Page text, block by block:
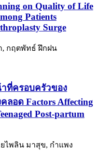
on Quality of Life
Patients
Surge
, กฤตพัทธ์ ฝึกฝน
ที่ครอบครัวของ
ลอด Factors Affecting
Post-partum
ไพลิน มาสุข, กำแพง